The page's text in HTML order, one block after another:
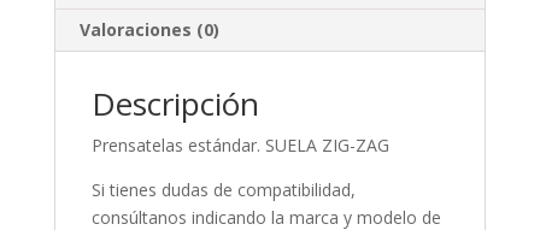
Valoraciones (0)
Descripción
Prensatelas estándar. SUELA ZIG-ZAG
Si tienes dudas de compatibilidad,
consúltanos indicando la marca y modelo de